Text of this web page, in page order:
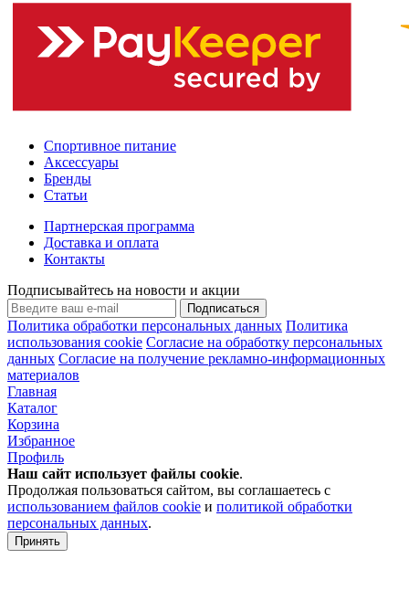
Спортивное питание
Аксессуары
Бренды
Статьи
Партнерская программа
Доставка и оплата
Контакты
Подписывайтесь на новости и акции
Подписаться
Политика обработки персональных данных Политика
использования cookie Согласие на обработку персональных
данных Согласие на получение рекламно-информационных
материалов
Главная
Каталог
Корзина
Избранное
Профиль
Наш сайт использует файлы cookie.
Продолжая пользоваться сайтом, вы соглашаетесь с
использованием файлов cookie и политикой обработки
персональных данных.
Принять